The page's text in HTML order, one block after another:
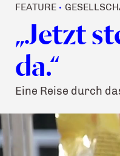
FEATURE •
„Jetzt
da.“
Eine Reise durch